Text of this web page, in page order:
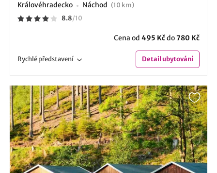
Královéhradecko Náchod
(10 km)
8.8/10
Cena od 495 Kčdo780 Kč
Rychlépředstavení Detailubytování